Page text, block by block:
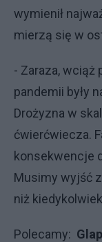
wymienił
mierzą się w
- Zaraza, wciąż
pandemii były
Drożyzna w
ćwierćwiecza.
konsekwencje
Musimy wyjść
niż
Polecamy: